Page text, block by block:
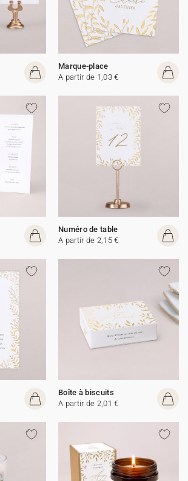
Marque-place
A partir de 1,03 €
Numéro de table
A partir de 2,15 €
Boîte à biscuits
A partir de 2,01 €